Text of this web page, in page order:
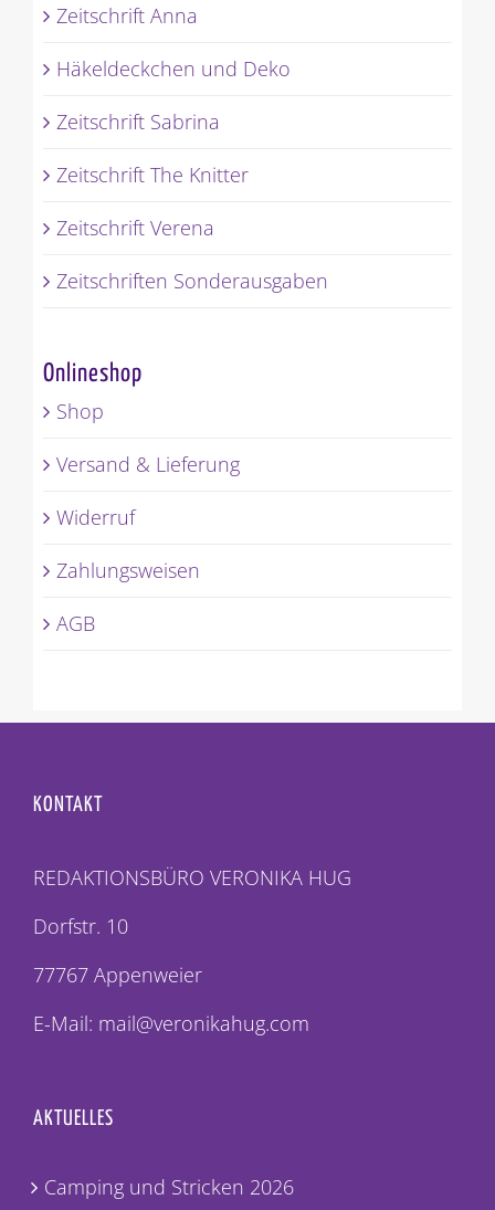
Zeitschrift Anna
Häkeldeckchen und Deko
Zeitschrift Sabrina
Zeitschrift The Knitter
Zeitschrift Verena
Zeitschriften Sonderausgaben
Onlineshop
Shop
Versand & Lieferung
Widerruf
Zahlungsweisen
AGB
KONTAKT
REDAKTIONSBÜRO VERONIKA HUG
Dorfstr. 10
77767 Appenweier
E-Mail: mail@veronikahug.com
AKTUELLES
Camping und Stricken 2026